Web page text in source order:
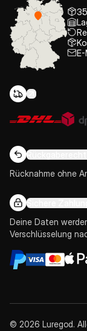
E-
Rückgaberecht
Rücknahme ohne
Sichere
Deine Daten
Verschlüsselung
© 2026 Luregod.